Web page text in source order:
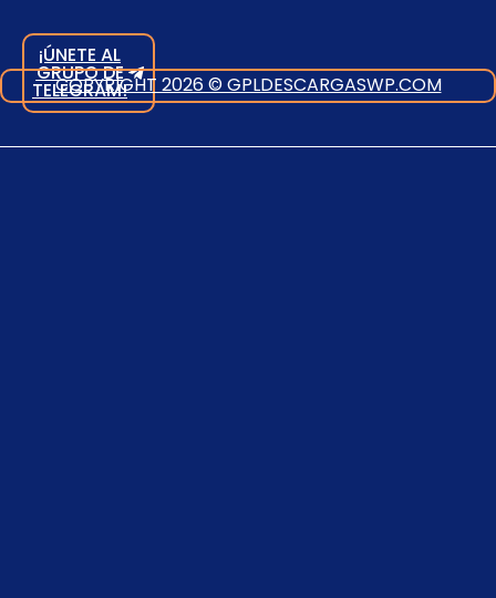
¡ÚNETE AL
GRUPO DE
TELEGRAM!
COPYRIGHT 2026 © GPLDESCARGASWP.COM